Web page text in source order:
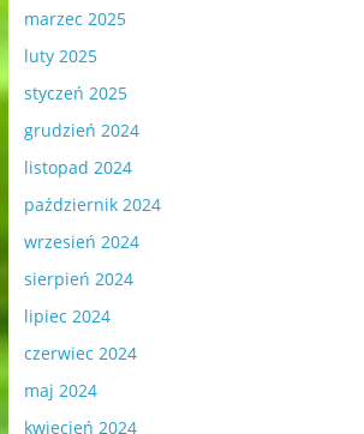
marzec 2025
luty 2025
styczeń 2025
grudzień 2024
listopad 2024
październik 2024
wrzesień 2024
sierpień 2024
lipiec 2024
czerwiec 2024
maj 2024
kwiecień 2024